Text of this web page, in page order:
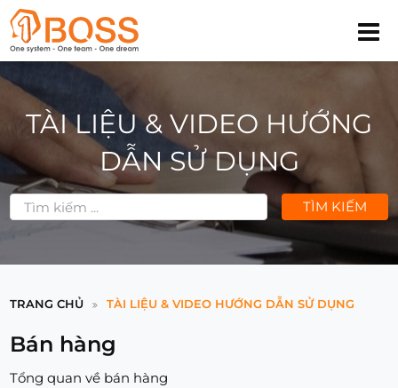
TÀI LIỆU & VIDEO HƯỚNG
DẪN SỬ DỤNG
TÌM KIẾM
TRANG CHỦ TÀI LIỆU & VIDEO HƯỚNG DẪN SỬ DỤNG
Bán hàng
Tổng quan về bán hàng